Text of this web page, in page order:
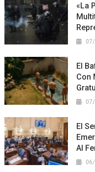
«La
El
Con
El
Al